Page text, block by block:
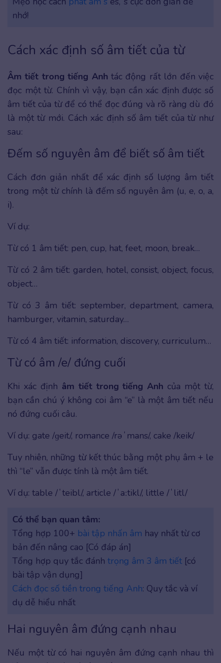
nhớ!
Cách xác định số âm tiết của từ
Âm tiết trong tiếng Anh tác động rất lớn đến việc
đọc một từ. Chính vì vậy, bạn cần xác định được số
âm tiết của từ để có thể đọc đúng và rõ ràng dù đó
là một từ mới. Cách xác định số âm tiết của từ như
sau:
Đếm số nguyên âm để biết số âm tiết
Cách đơn giản nhất để xác định số lượng âm tiết
trong một từ chính là đếm số nguyên âm (u, e, o, a,
i).
Ví dụ:
Từ có 1 âm tiết: pen, cup, hat, feet, moon, break…
Từ có 2 âm tiết: garden, hotel, consist, object, focus,
object…
Từ có 3 âm tiết: september, department, camera,
hamburger, vitamin, saturday…
Từ có 4 âm tiết: information, discovery, curriculum…
Từ có âm /e/ đứng cuối
Khi xác định âm tiết trong tiếng Anh của một từ,
bạn cần chú ý không coi âm “e” là một âm tiết nếu
nó đứng cuối câu.
Ví dụ: gate /ɡeit/, romance /rəˈmans/, cake /keik/
Tuy nhiên, những từ kết thúc bằng một phụ âm + le
thì “le” vẫn được tính là một âm tiết.
Ví dụ: table /ˈteibl/, article /ˈaːtikl/, little /ˈlitl/
Có thể bạn quan tâm:
Tổng hợp 100+ bài tập nhấn âm hay nhất từ cơ
bản đến nâng cao [Có đáp án]
Tổng hợp quy tắc đánh trọng âm 3 âm tiết [có
bài tập vận dụng]
Cách đọc số tiền trong tiếng Anh: Quy tắc và ví
dụ dễ hiểu nhất
Hai nguyên âm đứng cạnh nhau
Nếu một từ có hai nguyên âm đứng cạnh nhau thì